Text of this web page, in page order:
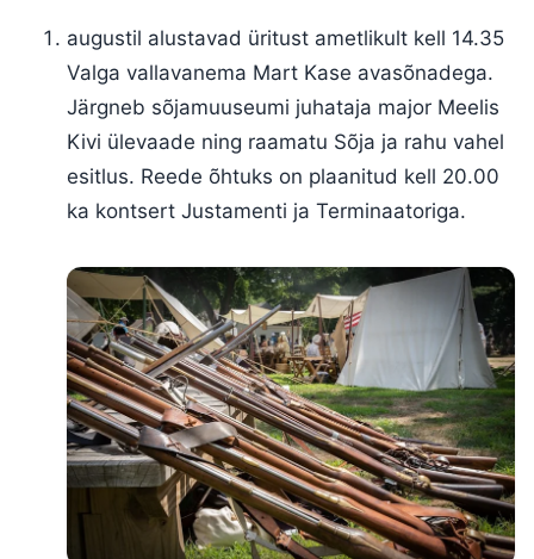
augustil alustavad üritust ametlikult kell 14.35
Valga vallavanema Mart Kase avasõnadega.
Järgneb sõjamuuseumi juhataja major Meelis
Kivi ülevaade ning raamatu Sõja ja rahu vahel
esitlus. Reede õhtuks on plaanitud kell 20.00
ka kontsert Justamenti ja Terminaatoriga.